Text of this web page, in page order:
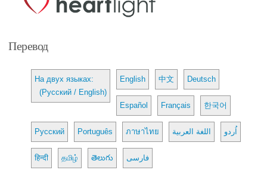
Перевод
На двух языках:
(Русский / English)
English 中文 Deutsch
Español Français 한국어
Русский Português ภาษาไทย اللغة العربية اُردو
हिन्दी தமிழ் తెలుగు فارسی